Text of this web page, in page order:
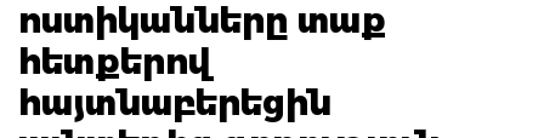
ոստիկանները տաք
հետքերով
հայտնաբերեցին